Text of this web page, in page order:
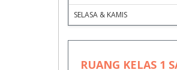
SELASA & KAMIS
RUANG KELAS 1